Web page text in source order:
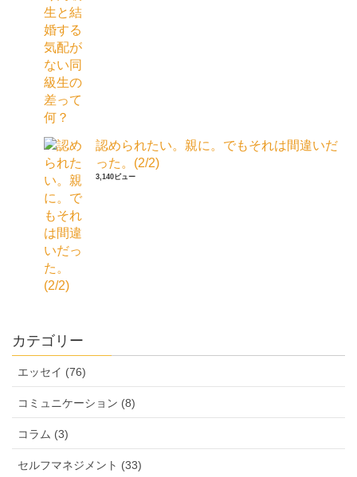
認められたい。親に。でもそれは間違いだ
った。(2/2)
3,140ビュー
カテゴリー
エッセイ (76)
コミュニケーション (8)
コラム (3)
セルフマネジメント (33)